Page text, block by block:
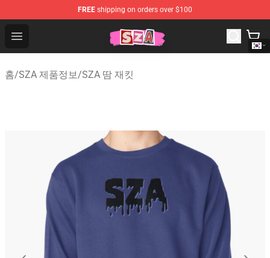
FREE shipping on orders over $100
Open menu
SZA Shop - Official SZA Merchandise Store
홈/SZA 제품정보/SZA 땀 재킷